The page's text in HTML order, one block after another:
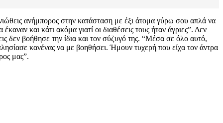
ανήμπορος στην κατάσταση με έξι άτομα γύρω σου απλά να
και κάτι ακόμα γιατί οι διαθέσεις τους ήταν άγριες”. Δεν
δεν βοήθησε την ίδια και τον σύζυγό της. “Μέσα σε όλο αυτό,
κανένας να με βοηθήσει. Ήμουν τυχερή που είχα τον άντρα
μας”.